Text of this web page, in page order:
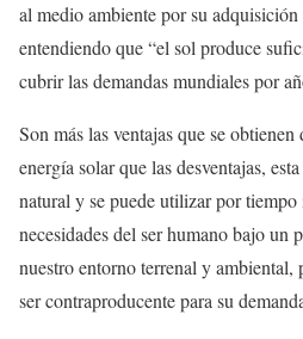
al medio ambiente por su
entendiendo que “el sol produce
cubrir las demandas mundiales por
Son más las ventajas que se
energía solar que las desventajas,
natural y se puede utilizar por
necesidades del ser humano bajo un
nuestro entorno terrenal y
ser contraproducente para su